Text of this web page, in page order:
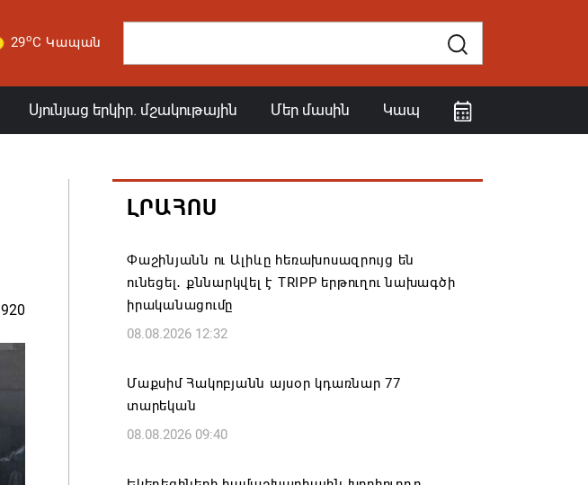
29oC Կապան
Սյունյաց երկիր. մշակութային Մեր մասին Կապ
920
ԼՐԱՀՈՍ
Փաշինյանն ու Ալիևը հեռախոսազրույց են
ունեցել․ քննարկվել է TRIPP երթուղու նախագծի
իրականացումը
08.08.2026 12:32
Մաքսիմ Հակոբյանն այսօր կդառնար 77
տարեկան
08.08.2026 09:40